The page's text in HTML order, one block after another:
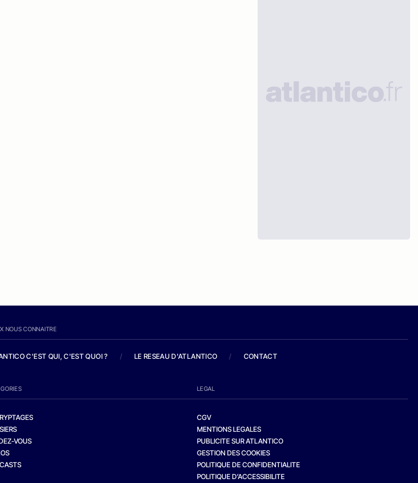
NOUS CONNAITRE
C'EST QUI, C'EST QUOI ? / LE RESEAU D'ATLANTICO / CONTACT
VOUS
LEGAL
CGV
MENTIONS LEGALES
PUBLICITE SUR ATLANTICO
GESTION DES COOKIES
POLITIQUE DE CONFIDENTIALITE
POLITIQUE D’ACCESSIBILITE